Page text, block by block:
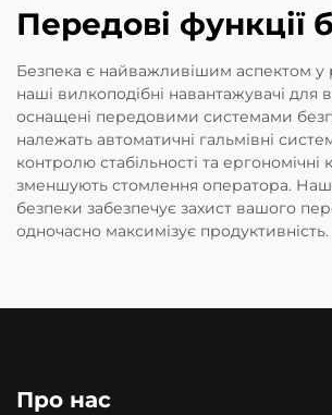
Передові функції
Безпека є найважливішим аспектом у
наші вилкоподібні навантажувачі для
оснащені передовими системами
належать автоматичні гальмівні
контролю стабільності та ергономічні
зменшують стомлення оператора.
безпеки забезпечує захист вашого
одночасно максимізує продуктивність.
Про нас